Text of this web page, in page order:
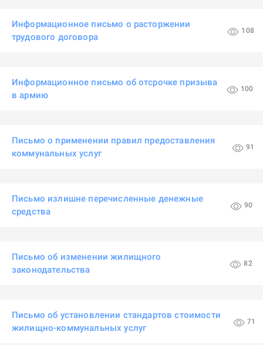
Информационное письмо о расторжении
трудового договора
108
Информационное письмо об отсрочке призыва
в армию
100
Письмо о применении правил предоставления
коммунальных услуг
91
Письмо излишне перечисленные денежные
средства
90
Письмо об изменении жилищного
законодательства
82
Письмо об установлении стандартов стоимости
жилищно-коммунальных услуг
71